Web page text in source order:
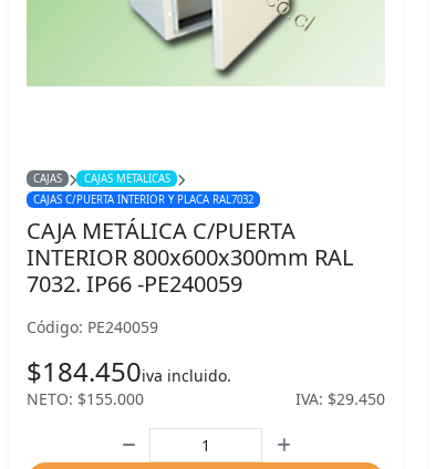
CAJAS
CAJAS METALICAS
CAJAS C/PUERTA INTERIOR Y PLACA RAL7032
CAJA METÁLICA C/PUERTA
INTERIOR 800x600x300mm RAL
7032. IP66 -PE240059
Código: PE240059
$184.450iva incluido.
NETO: $155.000
IVA: $29.450